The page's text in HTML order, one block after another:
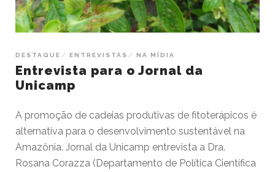
DESTAQUE ENTREVISTAS NA MÍDIA
Entrevista para o Jornal da
Unicamp
A promoção de cadeias produtivas de fitoterápicos é
alternativa para o desenvolvimento sustentável na
Amazônia. Jornal da Unicamp entrevista a Dra.
Rosana Corazza (Departamento de Política Científica